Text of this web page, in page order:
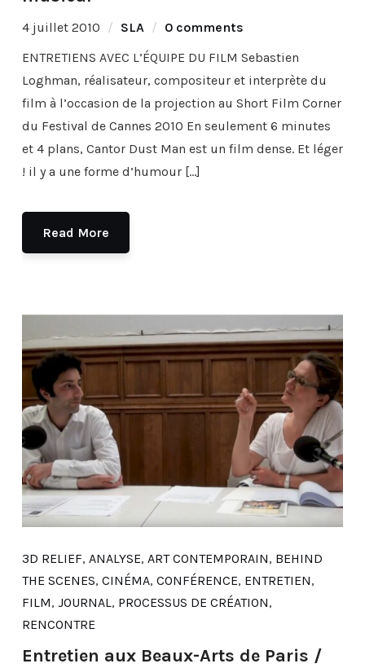
4 juillet 2010 SLA
0 comments
ENTRETIENS AVEC L’ÉQUIPE DU FILM Sebastien
Loghman, réalisateur, compositeur et interprète du
film à l’occasion de la projection au Short Film Corner
du Festival de Cannes 2010 En seulement 6 minutes
et 4 plans, Cantor Dust Man est un film dense. Et léger
! il y a une forme d’humour […]
Read More
3D RELIEF, ANALYSE, ART CONTEMPORAIN, BEHIND
THE SCENES, CINÉMA, CONFÉRENCE, ENTRETIEN,
FILM, JOURNAL, PROCESSUS DE CRÉATION,
RENCONTRE
Entretien aux Beaux-Arts de Paris /